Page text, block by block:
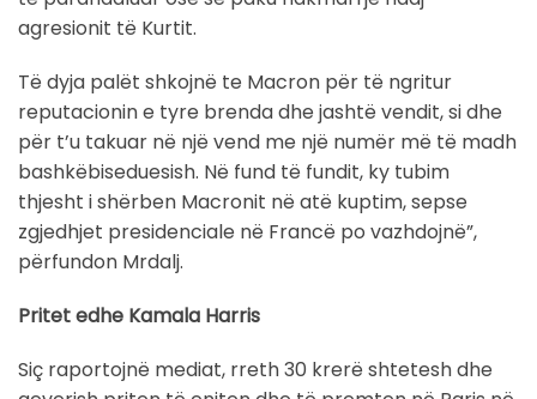
agresionit të Kurtit.
Të dyja palët shkojnë te Macron për të ngritur
reputacionin e tyre brenda dhe jashtë vendit, si dhe
për t’u takuar në një vend me një numër më të madh
bashkëbiseduesish. Në fund të fundit, ky tubim
thjesht i shërben Macronit në atë kuptim, sepse
zgjedhjet presidenciale në Francë po vazhdojnë”,
përfundon Mrdalj.
Pritet edhe Kamala Harris
Siç raportojnë mediat, rreth 30 krerë shtetesh dhe